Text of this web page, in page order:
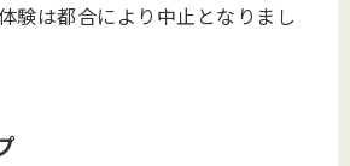
験は都合により中止となりまし